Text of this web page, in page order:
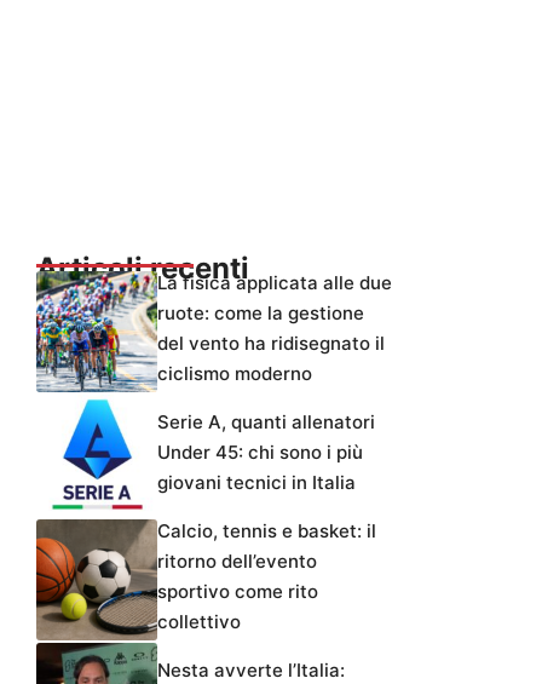
Articoli recentiLa fisica applicata alle due
ruote: come la gestione
del vento ha ridisegnato il
ciclismo moderno
Serie A, quanti allenatori
Under 45: chi sono i più
giovani tecnici in Italia
Calcio, tennis e basket: il
ritorno dell’evento
sportivo come rito
collettivo
Nesta avverte l’Italia: